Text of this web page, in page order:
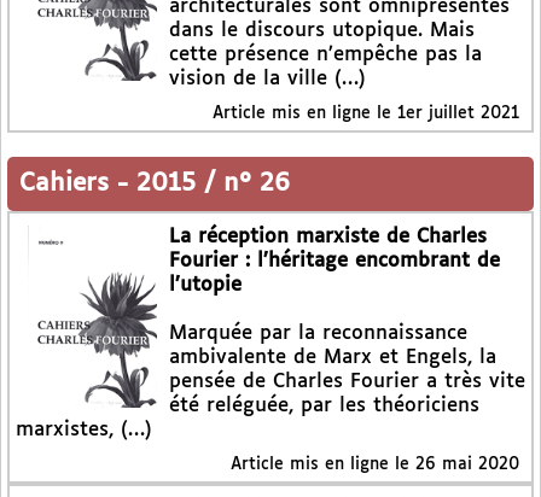
architecturales sont omniprésentes
dans le discours utopique. Mais
cette présence n’empêche pas la
vision de la ville (…)
Article mis en ligne le 1er juillet 2021
Cahiers - 2015 / n° 26
La réception marxiste de Charles
Fourier : l’héritage encombrant de
l’utopie
Marquée par la reconnaissance
ambivalente de Marx et Engels, la
pensée de Charles Fourier a très vite
été reléguée, par les théoriciens
marxistes, (…)
Article mis en ligne le 26 mai 2020